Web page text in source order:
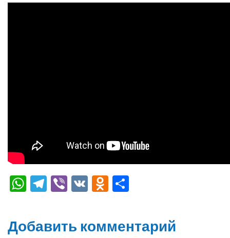
WhatsApp
Telegram
Viber
VK Odnoklassniki
Добавить комментарий